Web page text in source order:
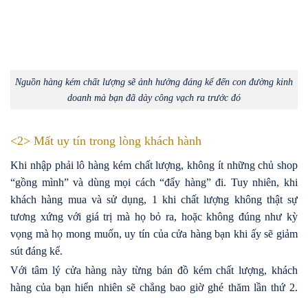
Nguồn hàng kém chất lượng sẽ ảnh hưởng đáng kể đến con đường kinh
doanh mà bạn đã dày công vạch ra trước đó
<2> Mất uy tín trong lòng khách hành
Khi nhập phải lô hàng kém chất lượng, không ít những chủ shop
“gồng mình” và dùng mọi cách “đẩy hàng” đi. Tuy nhiên, khi
khách hàng mua và sử dụng, 1 khi chất lượng không thật sự
tương xứng với giá trị mà họ bỏ ra, hoặc không đúng như kỳ
vọng mà họ mong muốn, uy tín của cửa hàng bạn khi ấy sẽ giảm
sút đáng kể.
Với tâm lý cửa hàng này từng bán đồ kém chất lượng, khách
hàng của bạn hiển nhiên sẽ chẳng bao giờ ghé thăm lần thứ 2.